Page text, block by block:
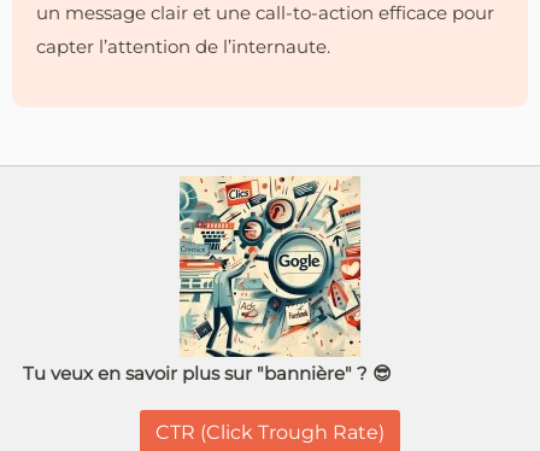
un message clair et une call-to-action efficace pour
capter l’attention de l’internaute.
Tu veux en savoir plus sur "bannière" ? 😎
CTR (Click Trough Rate)